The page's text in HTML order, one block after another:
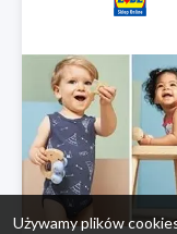
Używamy plików